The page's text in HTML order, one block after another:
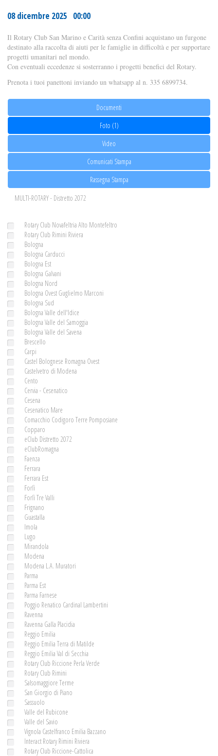
08 dicembre 2025 00:00
Il Rotary Club San Marino e Carità senza Confini acquistano un furgone
destinato alla raccolta di aiuti per le famiglie in difficoltà e per supportare
progetti umanitari nel mondo.
Con eventuali eccedenze si sosterranno i progetti benefici del Rotary.
Prenota i tuoi panettoni inviando un whatsapp al n. 335 6899734.
Documenti
Foto (1)
Video
Comunicati Stampa
Rassegna Stampa
MULTI-ROTARY - Distretto 2072
Rotary Club Novafeltria Alto Montefeltro
Rotary Club Rimini Riviera
Bologna
Bologna Carducci
Bologna Est
Bologna Galvani
Bologna Nord
Bologna Ovest Guglielmo Marconi
Bologna Sud
Bologna Valle dell'Idice
Bologna Valle del Samoggia
Bologna Valle del Savena
Brescello
Carpi
Castel Bolognese Romagna Ovest
Castelvetro di Modena
Cento
Cervia - Cesenatico
Cesena
Cesenatico Mare
Comacchio Codigoro Terre Pomposiane
Copparo
eClub Distretto 2072
eClubRomagna
Faenza
Ferrara
Ferrara Est
Forlì
Forlì Tre Valli
Frignano
Guastalla
Imola
Lugo
Mirandola
Modena
Modena L.A. Muratori
Parma
Parma Est
Parma Farnese
Poggio Renatico Cardinal Lambertini
Ravenna
Ravenna Galla Placidia
Reggio Emilia
Reggio Emilia Terra di Matilde
Reggio Emilia Val di Secchia
Rotary Club Riccione Perla Verde
Rotary Club Rimini
Salsomaggiore Terme
San Giorgio di Piano
Sassuolo
Valle del Rubicone
Valle del Savio
Vignola Castelfranco Emilia Bazzano
Interact Rotary Rimini Riviera
Rotary Club Riccione-Cattolica